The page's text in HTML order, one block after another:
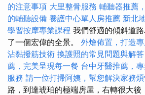
的注意事項 大里整骨服務 輔聽器推薦
的輔聽設備 養護中心單人房推薦 新北
學習按摩專業課程 我們舒適的傾斜道
了一個宏偉的全景。 外燴佈置，打造
沾黏撥筋技術 換護照的常見問題與解答
薦，完美呈現每一餐 台中牙醫推薦，
服務 請一位打掃阿姨，幫您解決家務
路，到達琥珀的極端房屋，右轉很大